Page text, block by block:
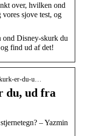
over, hvilken ond
sjove test, og
Disney-skurk du
find ud af det!
er-du-u…
du, ud fra
– Yazmin